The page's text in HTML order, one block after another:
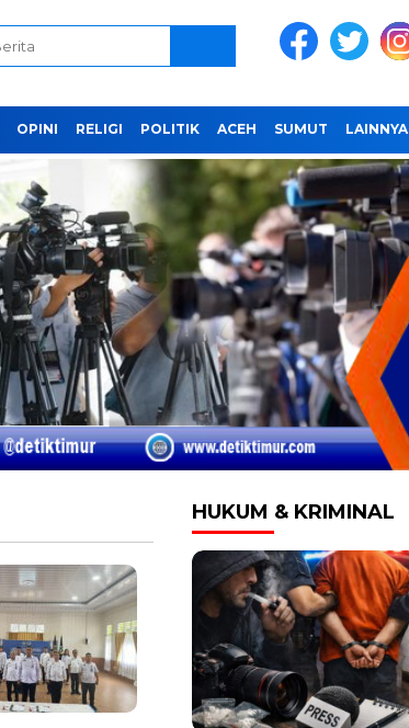
OPINI RELIGI POLITIK ACEH SUMUT LAINNYA
HUKUM & KRIMINAL